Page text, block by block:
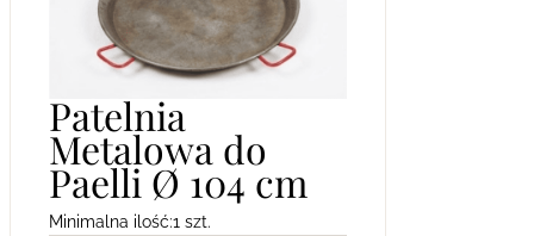
Patelnia
Metalowa do
Paelli Ø 104 cm
Minimalna ilość:1 szt.